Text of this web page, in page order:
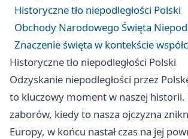
Historyczne tło niepodległości Polski
Obchody Narodowego Święta
Znaczenie święta w kontekście
Historyczne tło niepodległości Polski
Odzyskanie niepodległości przez
to kluczowy moment w naszej historii.
zaborów, kiedy to nasza ojczyzna
Europy, w końcu nastał czas na jej